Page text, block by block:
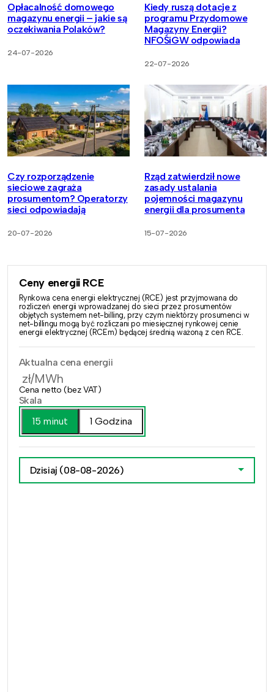
Opłacalność domowego
magazynu energii – jakie są
oczekiwania Polaków?
24-07-2026
Kiedy ruszą dotacje z
programu Przydomowe
Magazyny Energii?
NFOŚiGW odpowiada
22-07-2026
Czy rozporządzenie
sieciowe zagraża
prosumentom? Operatorzy
sieci odpowiadają
20-07-2026
Rząd zatwierdził nowe
zasady ustalania
pojemności magazynu
energii dla prosumenta
15-07-2026
Ceny energii RCE
Rynkowa cena energii elektrycznej (RCE) jest przyjmowana do
rozliczeń energii wprowadzanej do sieci przez prosumentów
objętych systemem net-billing, przy czym niektórzy prosumenci w
net-billingu mogą być rozliczani po miesięcznej rynkowej cenie
energii elektrycznej (RCEm) będącej średnią ważoną z cen RCE.
Aktualna cena energii
zł/MWh
Cena netto (bez VAT)
Skala
15 minut
1 Godzina
Dzisiaj (08-08-2026)